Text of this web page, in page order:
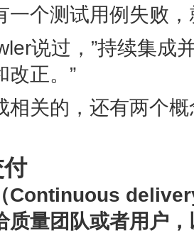
一个测试用例失败
说过，”持续集成
改正。”
相关的，还有两个
Continuous
质量团队或者用户